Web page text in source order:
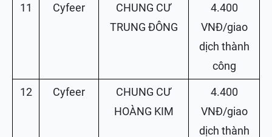
11 Cyfeer
CHUNG CƯ
TRUNG ĐÔNG
4.400
VNĐ/giao
dịch thành
công
12 Cyfeer
CHUNG CƯ
HOÀNG KIM
4.400
VNĐ/giao
dịch thành